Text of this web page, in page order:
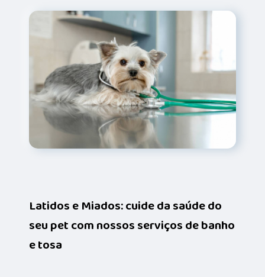
Latidos e Miados: cuide da saúde do
seu pet com nossos serviços de banho
e tosa